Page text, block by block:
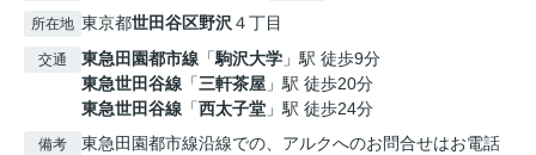
所在地 東京都世田谷区野沢 ４丁目
交通 東急田園都市線 「駒沢大学 」駅 徒歩9分
東急世田谷線 「三軒茶屋 」駅 徒歩20分
東急世田谷線 「西太子堂 」駅 徒歩24分
備考
東急田園都市線沿線での、アルクへのお問合せはお電話